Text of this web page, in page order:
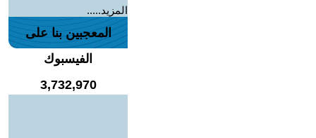
المزيد.....
المعجبين بنا على
الفيسبوك
3,732,970